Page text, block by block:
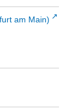
am Main)